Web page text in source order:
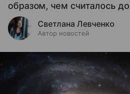
образом, чем считалось
Светлана Левченко
Автор новостей